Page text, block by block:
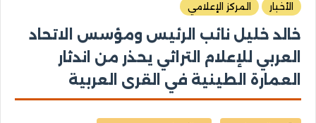
الأخبار المركز الإعلامي
خالد خليل نائب الرئيس ومؤسس الاتحاد
العربي للإعلام التراثي يحذر من اندثار
العمارة الطينية في القرى العربية